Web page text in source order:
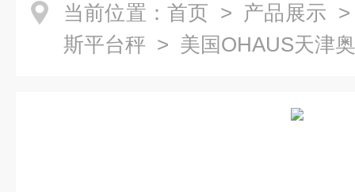
当前位置： 首页 > 产品展示
斯平台秤 > 美国OHAUS天津